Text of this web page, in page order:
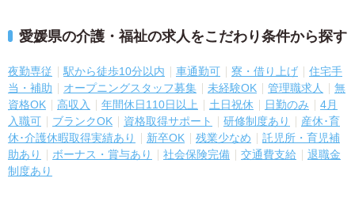
愛媛県の介護・福祉の求人をこだわり条件から探す
夜勤専従 駅から徒歩10分以内 車通勤可 寮・借り上げ
住宅手
当・補助
オープニングスタッフ募集 未経験OK 管理職求人
無
資格OK
高収入 年間休日110日以上 土日祝休 日勤のみ
4月
入職可
ブランクOK 資格取得サポート 研修制度あり
産休･育
休･介護休暇取得実績あり
新卒OK 残業少なめ
託児所・育児補
助あり
ボーナス・賞与あり 社会保険完備 交通費支給
退職金
制度あり